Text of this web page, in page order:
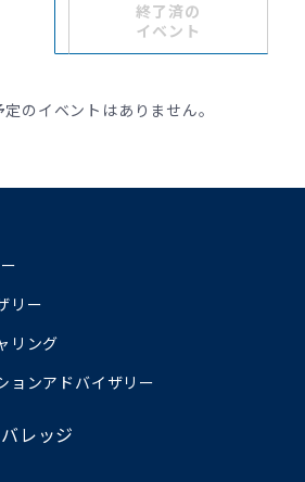
終了済の
イベント
のイベントはありません。
リー
リング
ョンアドバイザリー
レッジ